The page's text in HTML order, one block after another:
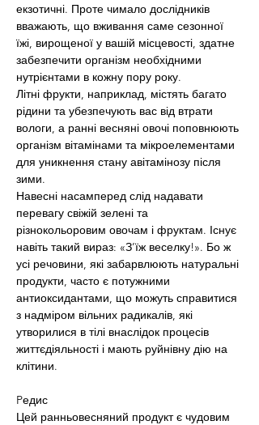
екзотичні. Проте чимало дослідників
вважають, що вживання саме сезонної
їжі, вирощеної у вашій місцевості, здатне
забезпечити організм необхідними
нутрієнтами в кожну пору року.
Літні фрукти, наприклад, містять багато
рідини та убезпечують вас від втрати
вологи, а ранні весняні овочі поповнюють
організм вітамінами та мікроелементами
для уникнення стану авітамінозу після
зими.
Навесні насамперед слід надавати
перевагу свіжій зелені та
різнокольоровим овочам і фруктам. Існує
навіть такий вираз: «З’їж веселку!». Бо ж
усі речовини, які забарвлюють натуральні
продукти, часто є потужними
антиоксидантами, що можуть справитися
з надміром вільних радикалів, які
утворилися в тілі внаслідок процесів
життєдіяльності і мають руйнівну дію на
клітини.
Pедис
Цей ранньовесняний продукт є чудовим